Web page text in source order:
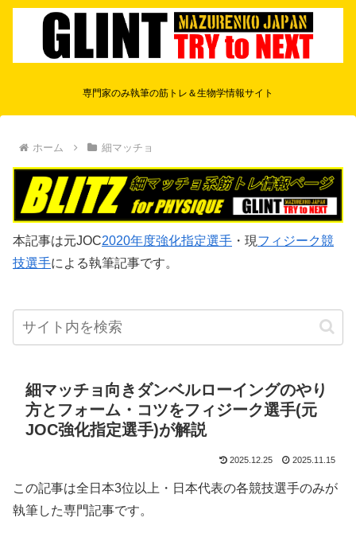
専門家のみ執筆の筋トレ＆生物学情報サイト
ホーム 細マッチョ
本記事は元JOC2020年度強化指定選手 ・現フィジーク競
技選手による執筆記事です。
細マッチョ向きダンベルローイングのやり
方とフォーム・コツをフィジーク選手(元
JOC強化指定選手)が解説
2025.12.25 2025.11.15
この記事は全日本3位以上・日本代表の各競技選手のみが
執筆した専門記事です。